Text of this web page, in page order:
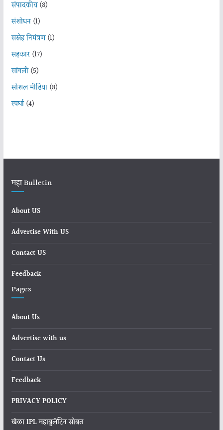
संपादकीय(8)
संशोधन(1)
सस्नेह निमंत्रण(1)
सहकार(17)
सांगली(5)
सोशल मीडिया(8)
स्पर्धा(4)
महा Bulletin
About US
Advertise With US
Contact US
Feedback
Pages
About Us
Advertise with us
Contact Us
Feedback
PRIVACY POLICY
खेळा IPL महाबुलेटिन सोबत